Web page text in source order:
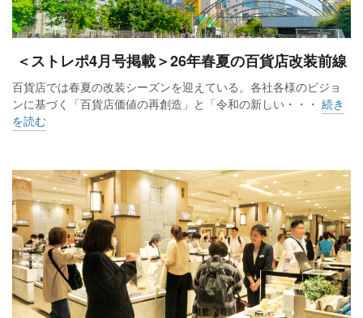
＜ストレポ4月号掲載＞26年春夏の百貨店改装前線
百貨店では春夏の改装シーズンを迎えている。各社各様のビジョ
ンに基づく「百貨店価値の再創造」と「令和の新しい・・・ 続き
を読む